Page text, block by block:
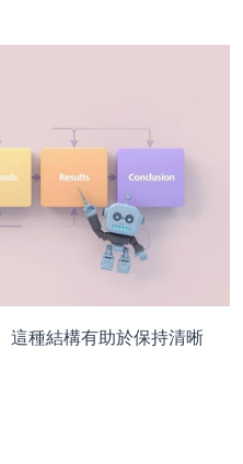
這種結構有助於保持清晰